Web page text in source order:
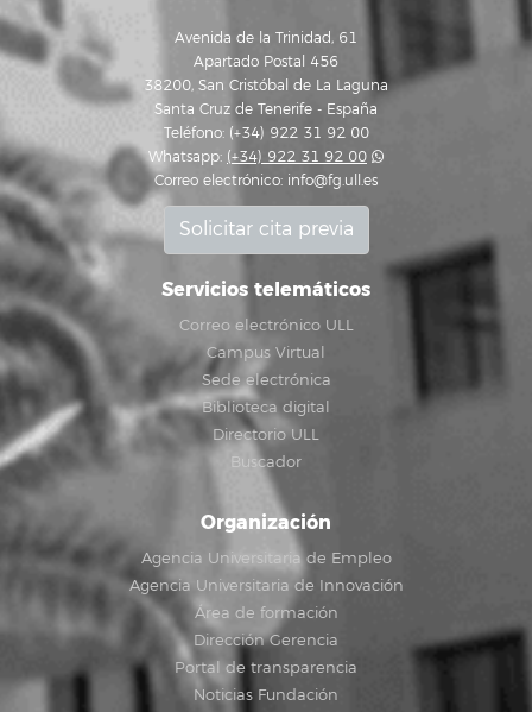
Avenida de la Trinidad, 61
Apartado Postal 456
38200, San Cristóbal de La Laguna
Santa Cruz de Tenerife - España
Teléfono: (+34) 922 31 92 00
Whatsapp: (+34) 922 31 92 00
Correo electrónico: info@fg.ull.es
Solicitar cita previa
Servicios telemáticos
Correo electrónico ULL
Campus Virtual
Sede electrónica
Biblioteca digital
Directorio ULL
Buscador
Organización
Agencia Universitaria de Empleo
Agencia Universitaria de Innovación
Área de formación
Dirección Gerencia
Portal de transparencia
Noticias Fundación